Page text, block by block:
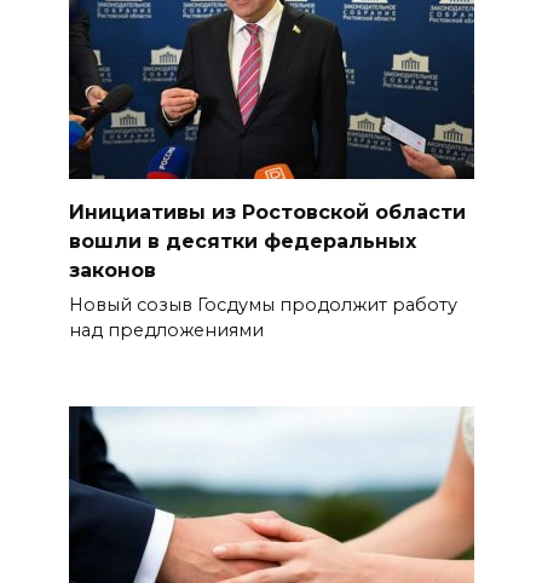
Инициативы из Ростовской области
вошли в десятки федеральных
законов
Новый созыв Госдумы продолжит работу
над предложениями